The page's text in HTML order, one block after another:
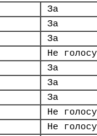
За
За
За
Не
За
За
За
Не
Не